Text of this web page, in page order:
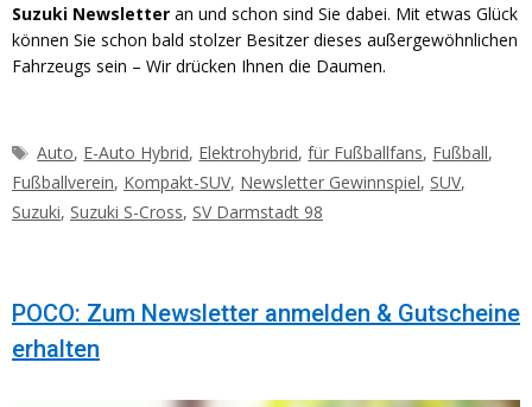
Suzuki Newsletter an und schon sind Sie dabei. Mit etwas Glück
können Sie schon bald stolzer Besitzer dieses außergewöhnlichen
Fahrzeugs sein – Wir drücken Ihnen die Daumen.
Schlagwörter
Auto, E-Auto Hybrid, Elektrohybrid,für Fußballfans, Fußball,
Fußballverein, Kompakt-SUV, Newsletter Gewinnspiel, SUV,
Suzuki, Suzuki S-Cross, SV Darmstadt 98
POCO: Zum Newsletter anmelden & Gutscheine
erhalten